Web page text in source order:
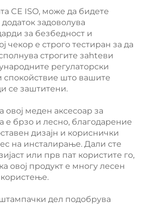
CE ISO, може да бидете
задоволува
за безбедност и
чекор е строго тестиран за да
строгите заhtеви
регулаторски
спокойствие што вашите
се заштитени.
овој меден аксесоар за
е брзо и лесно, благодарение
дизајн и кориснички
на инсталирање. Дали сте
или прв пат користите го,
овој продукт е многу лесен
дел подобрува